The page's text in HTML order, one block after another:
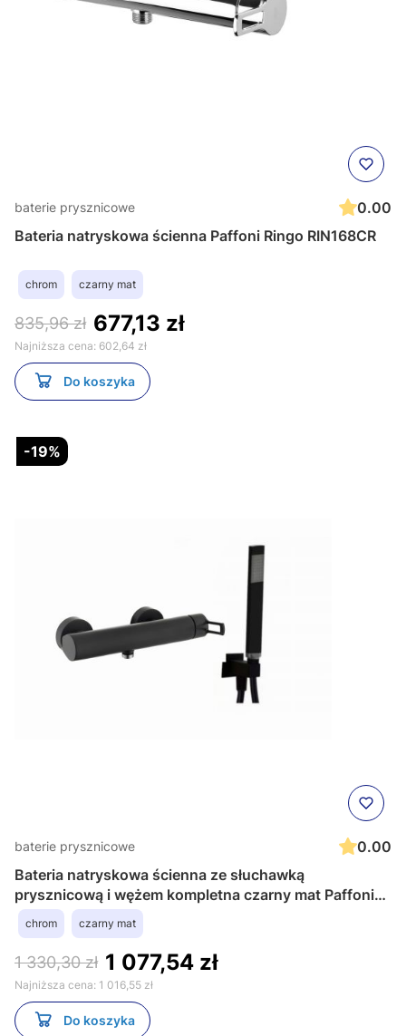
baterie prysznicowe
0.00
Bateria natryskowa ścienna Paffoni Ringo RIN168CR
chrom czarny mat
835,96 zł 677,13 zł
Najniższa cena: 602,64 zł
Do koszyka
-19%
baterie prysznicowe
0.00
Bateria natryskowa ścienna ze słuchawką
prysznicową i wężem kompletna czarny mat Paffoni
Ringo RIN168DNO
chrom czarny mat
1 330,30 zł 1 077,54 zł
Najniższa cena: 1 016,55 zł
Do koszyka